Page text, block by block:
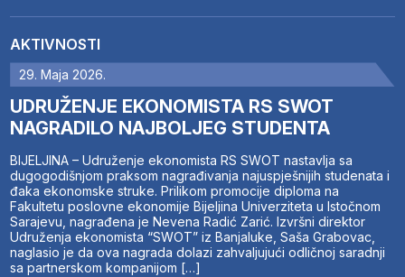
AKTIVNOSTI
29. Maja 2026.
UDRUŽENJE EKONOMISTA RS SWOT
NAGRADILO NAJBOLJEG STUDENTA
BIJELJINA – Udruženje ekonomista RS SWOT nastavlja sa
dugogodišnjom praksom nagrađivanja najuspješnijih studenata i
đaka ekonomske struke. Prilikom promocije diploma na
Fakultetu poslovne ekonomije Bijeljina Univerziteta u Istočnom
Sarajevu, nagrađena je Nevena Radić Zarić. Izvršni direktor
Udruženja ekonomista “SWOT” iz Banjaluke, Saša Grabovac,
naglasio je da ova nagrada dolazi zahvaljujući odličnoj saradnji
sa partnerskom kompanijom […]